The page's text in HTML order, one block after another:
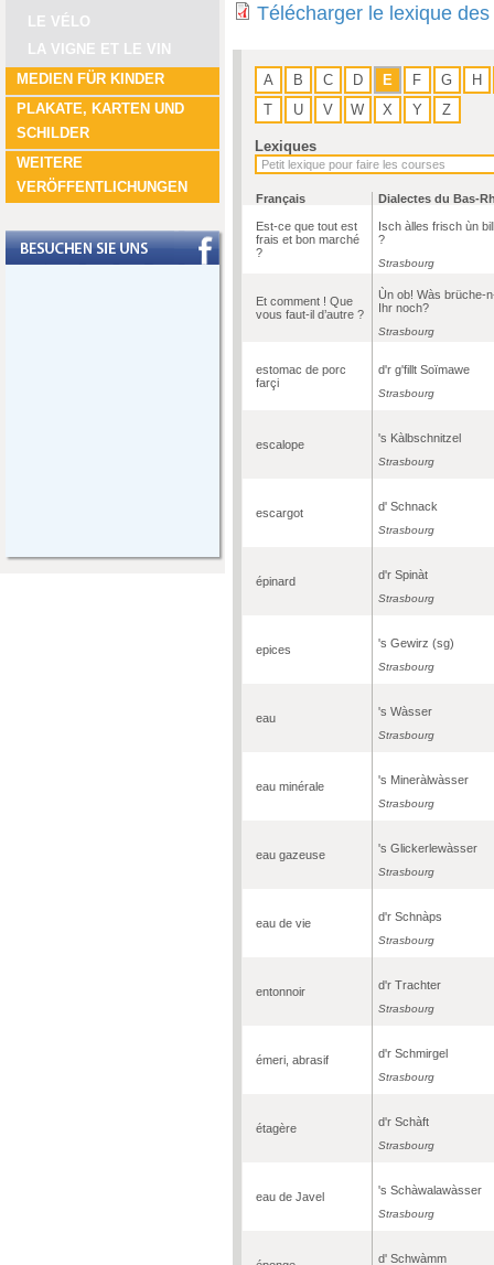
LE VÉLO
LA VIGNE ET LE VIN
MEDIEN FÜR KINDER
PLAKATE, KARTEN UND
SCHILDER
WEITERE
VERÖFFENTLICHUNGEN
Télécharger le lexique
A B C D E F G
H
T
U V W X Y Z
Lexiques
Français Dialectes du Bas-
Est-ce que tout est
frais et bon marché
?
Isch àlles frisch ùn
?
Strasbourg
Et comment ! Que
vous faut-il d’autre ?
Ùn ob! Wàs brüche-
Ihr noch?
Strasbourg
estomac de porc
farçi
d'r g'fillt Soïmawe
Strasbourg
escalope 's Kàlbschnitzel
Strasbourg
escargot d' Schnack
Strasbourg
épinard d'r Spinàt
Strasbourg
epices 's Gewirz (sg)
Strasbourg
eau 's Wàsser
Strasbourg
eau minérale 's Mineràlwàsser
Strasbourg
eau gazeuse 's Glickerlewàsser
Strasbourg
eau de vie d'r Schnàps
Strasbourg
entonnoir d'r Trachter
Strasbourg
émeri, abrasif d'r Schmirgel
Strasbourg
étagère d'r Schàft
Strasbourg
eau de Javel 's Schàwalawàsser
Strasbourg
d' Schwàmm